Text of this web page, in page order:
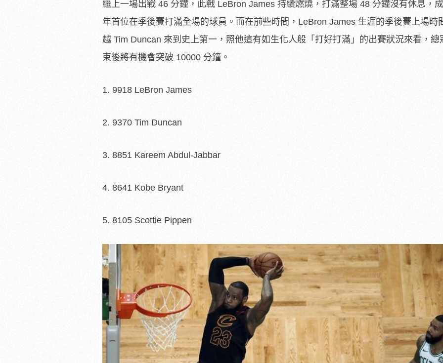
繼上一場出戰 46 分鐘，此戰 LeBron James 持續燃燒，打滿整場 48 分鐘沒有休息，
年首位在季後賽打滿全場的球員。而在前些時間，LeBron James 生涯的季後賽上場時
越 Tim Duncan 來到史上第一，照他這有如生化人般「打好打滿」的出賽狀況來看，總
束後將有機會突破 10000 分鐘。
1. 9918 LeBron James
2. 9370 Tim Duncan
3. 8851 Kareem Abdul-Jabbar
4. 8641 Kobe Bryant
5. 8105 Scottie Pippen